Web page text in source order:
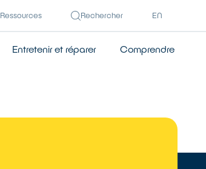
Ressources Rechercher EN
Entretenir et réparer Comprendre